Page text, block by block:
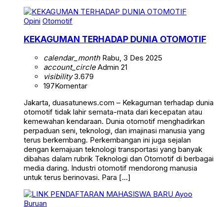
Opini Otomotif
KEKAGUMAN TERHADAP DUNIA OTOMOTIF
calendar_monthRabu, 3 Des 2025
account_circleAdmin 21
visibility3.679
197Komentar
Jakarta, duasatunews.com – Kekaguman terhadap dunia
otomotif tidak lahir semata-mata dari kecepatan atau
kemewahan kendaraan. Dunia otomotif menghadirkan
perpaduan seni, teknologi, dan imajinasi manusia yang
terus berkembang. Perkembangan ini juga sejalan
dengan kemajuan teknologi transportasi yang banyak
dibahas dalam rubrik Teknologi dan Otomotif di berbagai
media daring. Industri otomotif mendorong manusia
untuk terus berinovasi. Para […]